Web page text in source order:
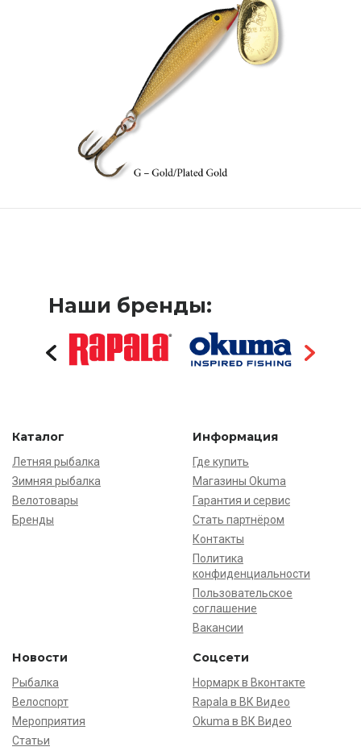
Наши бренды:
Каталог
Летняя рыбалка
Зимняя рыбалка
Велотовары
Бренды
Информация
Где купить
Магазины Okuma
Гарантия и сервис
Стать партнёром
Контакты
Политика
конфиденциальности
Пользовательское
соглашение
Вакансии
Новости
Рыбалка
Велоспорт
Мероприятия
Статьи
Соцсети
Нормарк в Вконтакте
Rapala в ВК Видео
Okuma в ВК Видео